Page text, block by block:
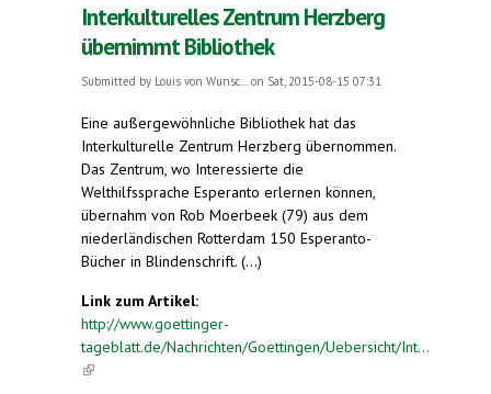
Interkulturelles Zentrum Herzberg
übernimmt Bibliothek
Submitted by Louis von Wunsc... on Sat, 2015-08-15 07:31
Eine außergewöhnliche Bibliothek hat das
Interkulturelle Zentrum Herzberg übernommen.
Das Zentrum, wo Interessierte die
Welthilfssprache Esperanto erlernen können,
übernahm von Rob Moerbeek (79) aus dem
niederländischen Rotterdam 150 Esperanto-
Bücher in Blindenschrift. (...)
Link zum Artikel:
http://www.goettinger-
tageblatt.de/Nachrichten/Goettingen/Uebersicht/Int...
(link is external)